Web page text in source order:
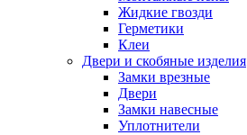
Жидкие гвозди
Герметики
Клеи
Двери и скобяные изделия
Замки врезные
Двери
Замки навесные
Уплотнители